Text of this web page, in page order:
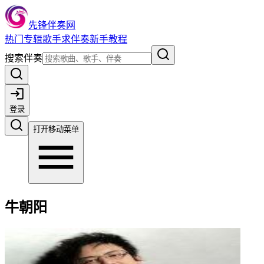
先锋伴奏网
热门 专辑歌手求伴奏新手教程
搜索伴奏
登录
打开移动菜单
牛朝阳